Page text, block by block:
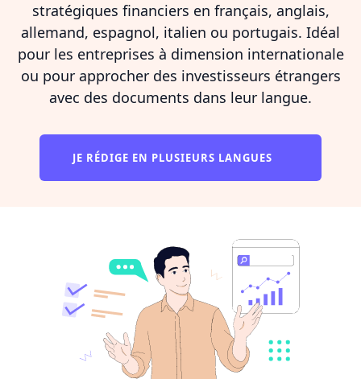
stratégiques financiers en français, anglais,
allemand, espagnol, italien ou portugais. Idéal
pour les entreprises à dimension internationale
ou pour approcher des investisseurs étrangers
avec des documents dans leur langue.
JE RÉDIGE EN PLUSIEURS LANGUES